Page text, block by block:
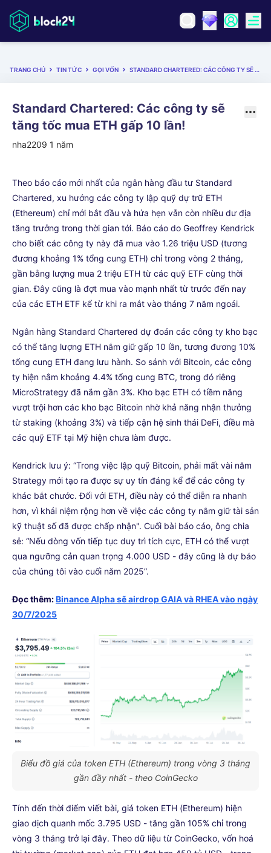
TRANG CHỦ TIN TỨC GỌI VỐN STANDARD CHARTERED: CÁC CÔNG TY SẼ TĂNG TỐC MUA ETH GẤP 10 LẦN!
Standard Chartered: Các công ty sẽ
tăng tốc mua ETH gấp 10 lần!
nha2209 1 năm
Theo báo cáo mới nhất của ngân hàng đầu tư Standard
Chartered, xu hướng các công ty lập quỹ dự trữ ETH
(Ethereum) chỉ mới bắt đầu và hứa hẹn vẫn còn nhiều dư địa
tăng trưởng trong thời gian tới. Báo cáo do Geoffrey Kendrick
cho biết các công ty này đã mua vào 1.26 triệu USD (tương
đương khoảng 1% tổng cung ETH) chỉ trong vòng 2 tháng,
gần bằng lượng mua 2 triệu ETH từ các quỹ ETF cùng thời
gian. Đây cũng là đợt mua vào mạnh nhất từ trước đến nay
của các ETH ETF kể từ khi ra mắt vào tháng 7 năm ngoái.
Ngân hàng Standard Chartered dự đoán các công ty kho bạc
có thể tăng lượng ETH nắm giữ gấp 10 lần, tương đương 10%
tổng cung ETH đang lưu hành. So sánh với Bitcoin, các công
ty hiện nắm khoảng 4.4% tổng cung BTC, trong đó riêng
MicroStrategy đã nắm gần 3%. Kho bạc ETH có tiềm năng
vượt trội hơn các kho bạc Bitcoin nhờ khả năng nhận thưởng
từ staking (khoảng 3%) và tiếp cận hệ sinh thái DeFi, điều mà
các quỹ ETF tại Mỹ hiện chưa làm được.
Kendrick lưu ý: “Trong việc lập quỹ Bitcoin, phải mất vài năm
Strategy mới tạo ra được sự uy tín đáng kể để các công ty
khác bắt chước. Đối với ETH, điều này có thể diễn ra nhanh
hơn, vì khái niệm rộng hơn về việc các công ty nắm giữ tài sản
kỹ thuật số đã được chấp nhận". Cuối bài báo cáo, ông chia
sẻ: “Nếu dòng vốn tiếp tục duy trì tích cực, ETH có thể vượt
qua ngưỡng cản quan trọng 4.000 USD - đây cũng là dự báo
của chúng tôi vào cuối năm 2025”.
Đọc thêm:Binance Alpha sẽ airdrop GAIA và RHEA vào ngày
30/7/2025
Biểu đồ giá của token ETH (Ethereum) trong vòng 3 tháng
gần đầy nhất - theo CoinGecko
Tính đến thời điểm viết bài, giá token ETH (Ethereum) hiện
giao dịch quanh mốc 3.795 USD - tăng gần 105% chỉ trong
vòng 3 tháng trở lại đây. Theo dữ liệu từ CoinGecko, vốn hoá